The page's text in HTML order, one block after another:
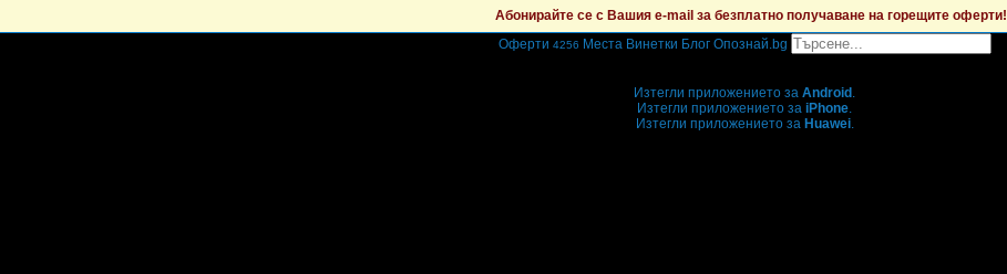
Абонирайте се с Вашия e-mail за безплатно получаване на горещите оферти!
Оферти 4256 Места Винетки Блог Опознай.bg
Изтегли приложението за Android .
Изтегли приложението за iPhone.
Изтегли приложението за Huawei.